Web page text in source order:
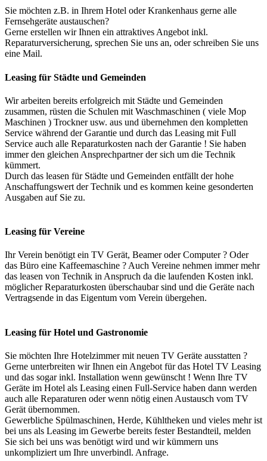
Sie möchten z.B. in Ihrem Hotel oder Krankenhaus gerne alle
Fernsehgeräte austauschen?
Gerne erstellen wir Ihnen ein attraktives Angebot inkl.
Reparaturversicherung, sprechen Sie uns an, oder schreiben Sie uns
eine Mail.
Leasing für Städte und Gemeinden
Wir arbeiten bereits erfolgreich mit Städte und Gemeinden
zusammen, rüsten die Schulen mit Waschmaschinen ( viele Mop
Maschinen ) Trockner usw. aus und übernehmen den kompletten
Service während der Garantie und durch das Leasing mit Full
Service auch alle Reparaturkosten nach der Garantie ! Sie haben
immer den gleichen Ansprechpartner der sich um die Technik
kümmert.
Durch das leasen für Städte und Gemeinden entfällt der hohe
Anschaffungswert der Technik und es kommen keine gesonderten
Ausgaben auf Sie zu.
Leasing für Vereine
Ihr Verein benötigt ein TV Gerät, Beamer oder Computer ? Oder
das Büro eine Kaffeemaschine ? Auch Vereine nehmen immer mehr
das leasen von Technik in Anspruch da die laufenden Kosten inkl.
möglicher Reparaturkosten überschaubar sind und die Geräte nach
Vertragsende in das Eigentum vom Verein übergehen.
Leasing für Hotel und Gastronomie
Sie möchten Ihre Hotelzimmer mit neuen TV Geräte ausstatten ?
Gerne unterbreiten wir Ihnen ein Angebot für das Hotel TV Leasing
und das sogar inkl. Installation wenn gewünscht ! Wenn Ihre TV
Geräte im Hotel als Leasing einen Full-Service haben dann werden
auch alle Reparaturen oder wenn nötig einen Austausch vom TV
Gerät übernommen.
Gewerbliche Spülmaschinen, Herde, Kühltheken und vieles mehr ist
bei uns als Leasing im Gewerbe bereits fester Bestandteil, melden
Sie sich bei uns was benötigt wird und wir kümmern uns
unkompliziert um Ihre unverbindl. Anfrage.